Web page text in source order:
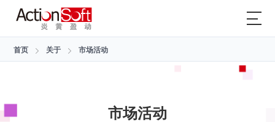
首页 关于 市场活动
市场活动